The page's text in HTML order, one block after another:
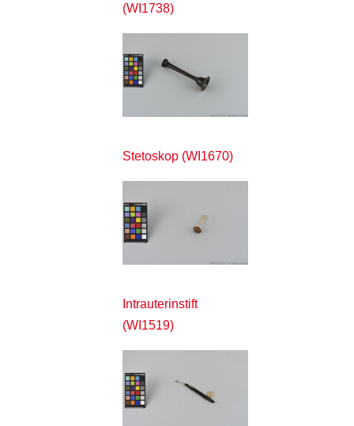
(WI1738)
Stetoskop (WI1670)
Intrauterinstift
(WI1519)